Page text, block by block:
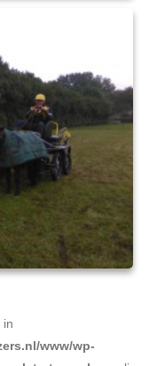
in
www/wp-